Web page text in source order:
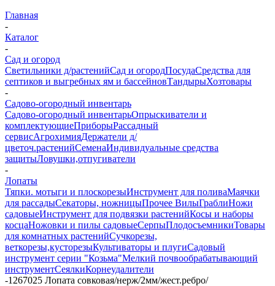
Главная
-
Каталог
-
Сад и огород
Светильники д/растенийСад и огородПосудаСредства для
септиков и выгребных ям и бассейновТандырыХозтовары
-
Садово-огородный инвентарь
Садово-огородный инвентарьОпрыскиватели и
комплектующиеПриборыРассадный
сервисАгрохимияДержатели д/
цветоч.растенийСеменаИндивидуальные средства
защитыЛовушки,отпугиватели
-
Лопаты
Тяпки. мотыги и плоскорезыИнструмент для поливаМаячки
для рассадыСекаторы, ножницыПрочее ВилыГраблиНожи
садовыеИнструмент для подвязки растенийКосы и наборы
косцаНожовки и пилы садовыеСерпыПлодосъемникиТовары
для комнатных растенийСучкорезы,
веткорезы,кусторезыКультиваторы и плугиСадовый
инструмент серии "Козьма"Мелкий почвообрабатывающий
инструментСеялкиКорнеудалители
-1267025 Лопата совковая/нерж/2мм/жест.ребро/